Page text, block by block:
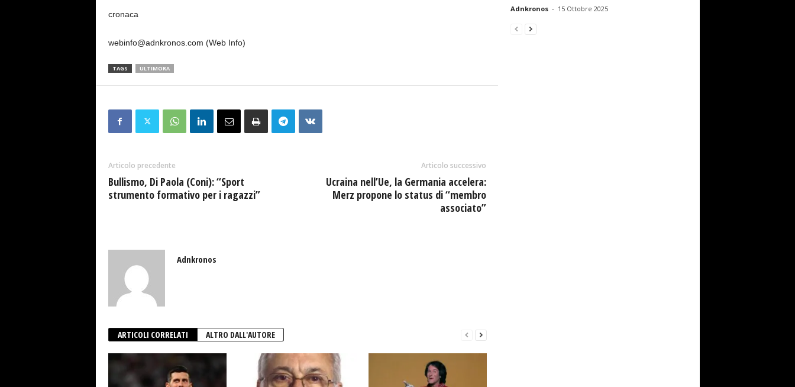
cronaca
webinfo@adnkronos.com (Web Info)
TAGS ULTIMORA
Articolo precedente
Bullismo, Di Paola (Coni): “Sport
strumento formativo per i ragazzi”
Articolo successivo
Ucraina nell’Ue, la Germania accelera:
Merz propone lo status di “membro
associato”
Adnkronos
ARTICOLI CORRELATI ALTRO DALL'AUTORE
Adnkronos - 15 Ottobre 2025